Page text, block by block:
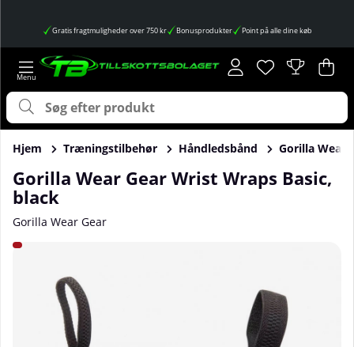
Gratis fragtmuligheder over 750 kr Bonusprodukter Point på alle dine køb
Ønskeliste
Antal på
. .
Hjem Træningstilbehør Håndledsbånd Gorilla Wear
Gorilla Wear Gear Wrist Wraps Basic,
black
Gorilla Wear Gear
Produktbilleder Gorilla Wear Gear Wrist Wraps Basic, black